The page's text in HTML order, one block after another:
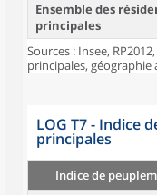
Ensemble des
principales
Sources : Insee,
principales, géographie
LOG T7 - Indice
principales
Indice de